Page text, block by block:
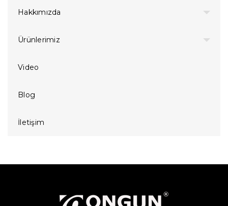
Hakkımızda
Ürünlerimiz
Video
Blog
İletişim